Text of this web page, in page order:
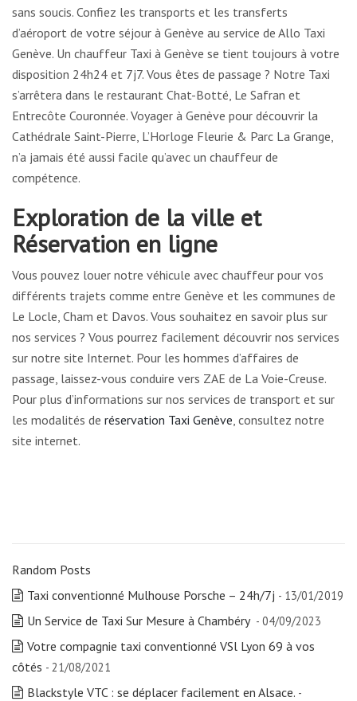
sans soucis. Confiez les transports et les transferts
d’aéroport de votre séjour à Genève au service de Allo Taxi
Genève. Un chauffeur Taxi à Genève se tient toujours à votre
disposition 24h24 et 7j7. Vous êtes de passage ? Notre Taxi
s’arrêtera dans le restaurant Chat-Botté, Le Safran et
Entrecôte Couronnée. Voyager à Genève pour découvrir la
Cathédrale Saint-Pierre, L’Horloge Fleurie & Parc La Grange,
n’a jamais été aussi facile qu’avec un chauffeur de
compétence.
Exploration de la ville et
Réservation en ligne
Vous pouvez louer notre véhicule avec chauffeur pour vos
différents trajets comme entre Genève et les communes de
Le Locle, Cham et Davos. Vous souhaitez en savoir plus sur
nos services ? Vous pourrez facilement découvrir nos services
sur notre site Internet. Pour les hommes d’affaires de
passage, laissez-vous conduire vers ZAE de La Voie-Creuse.
Pour plus d’informations sur nos services de transport et sur
les modalités de réservation Taxi Genève, consultez notre
site internet.
Random Posts
Taxi conventionné Mulhouse Porsche – 24h/7j - 13/01/2019
Un Service de Taxi Sur Mesure à Chambéry - 04/09/2023
Votre compagnie taxi conventionné VSl Lyon 69 à vos
côtés - 21/08/2021
Blackstyle VTC : se déplacer facilement en Alsace. -